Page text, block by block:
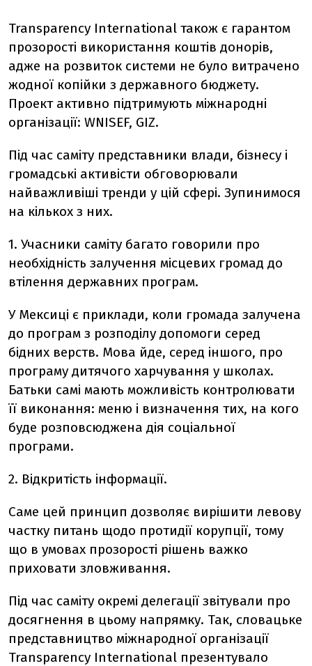
Transparency International також є гарантом
прозорості використання коштів донорів,
адже на розвиток системи не було витрачено
жодної копійки з державного бюджету.
Проект активно підтримують міжнародні
організації: WNISEF, GIZ.
Під час саміту представники влади, бізнесу і
громадські активісти обговорювали
найважливіші тренди у цій сфері. Зупинимося
на кількох з них.
1. Учасники саміту багато говорили про
необхідність залучення місцевих громад до
втілення державних програм.
У Мексиці є приклади, коли громада залучена
до програм з розподілу допомоги серед
бідних верств. Мова йде, серед іншого, про
програму дитячого харчування у школах.
Батьки самі мають можливість контролювати
її виконання: меню і визначення тих, на кого
буде розповсюджена дія соціальної
програми.
2. Відкритість інформації.
Саме цей принцип дозволяє вирішити левову
частку питань щодо протидії корупції, тому
що в умовах прозорості рішень важко
приховати зловживання.
Під час саміту окремі делегації звітували про
досягнення в цьому напрямку. Так, словацьке
представництво міжнародної організації
Transparency International презентувало